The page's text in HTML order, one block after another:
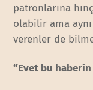
patronlarına
olabilir ama
verenler de
‘’Evet bu